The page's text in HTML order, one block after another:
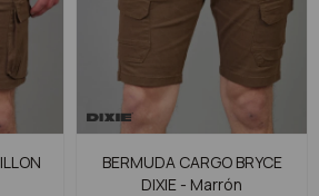
BERMUDA CARGO BRYCE
DIXIE - Marrón